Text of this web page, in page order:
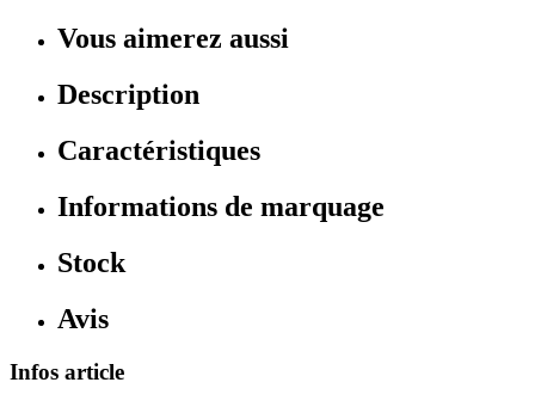
Vous aimerez aussi
Description
Caractéristiques
Informations de marquage
Stock
Avis
Infos article